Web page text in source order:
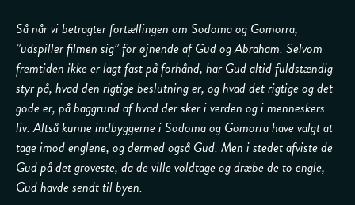
Så når vi betragter fortællingen om Sodoma og Gomorra,
”udspiller filmen sig” for øjnende af Gud og Abraham. Selvom
fremtiden ikke er lagt fast på forhånd, har Gud altid fuldstændig
styr på, hvad den rigtige beslutning er, og hvad det rigtige og det
gode er, på baggrund af hvad der sker i verden og i menneskers
liv. Altså kunne indbyggerne i Sodoma og Gomorra have valgt at
tage imod englene, og dermed også Gud. Men i stedet afviste de
Gud på det groveste, da de ville voldtage og dræbe de to engle,
Gud havde sendt til byen.